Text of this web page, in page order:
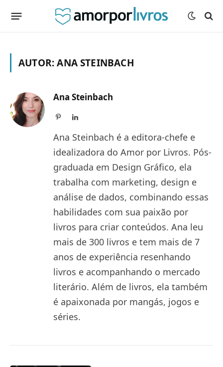
AUTOR:ANA STEINBACH
Ana Steinbach
PinterestLinkedIn
Ana Steinbach é a editora-chefe e
idealizadora do Amor por Livros. Pós-
graduada em Design Gráfico, ela
trabalha com marketing, design e
análise de dados, combinando essas
habilidades com sua paixão por
livros para criar conteúdos. Ana leu
mais de 300 livros e tem mais de 7
anos de experiência resenhando
livros e acompanhando o mercado
literário. Além de livros, ela também
é apaixonada por mangás, jogos e
séries.